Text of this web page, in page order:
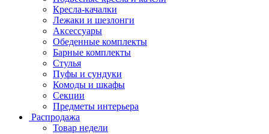
Кресла-качалки
Лежаки и шезлонги
Аксессуары
Обеденные комплекты
Барные комплекты
Стулья
Пуфы и сундуки
Комоды и шкафы
Секции
Предметы интерьера
Распродажа
Товар недели